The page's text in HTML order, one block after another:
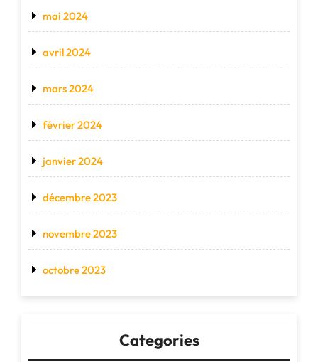
mai 2024
avril 2024
mars 2024
février 2024
janvier 2024
décembre 2023
novembre 2023
octobre 2023
Categories